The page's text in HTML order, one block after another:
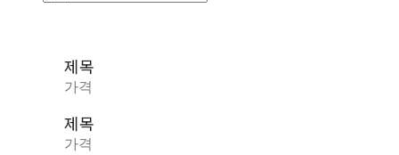
제목
가격
제목
가격